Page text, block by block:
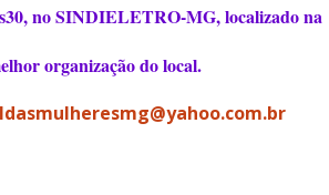
no SINDIELETRO-MG, localizado na
organização do local.